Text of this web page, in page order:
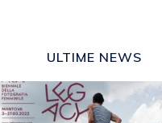
ULTIME NEWS